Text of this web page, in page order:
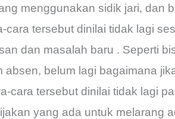
menggunakan sidik jari, dan
cara tersebut dinilai tidak lagi
dan masalah baru . Seperti
belum lagi bagaimana
cara tersebut dinilai tidak lagi
yang ada untuk melarang